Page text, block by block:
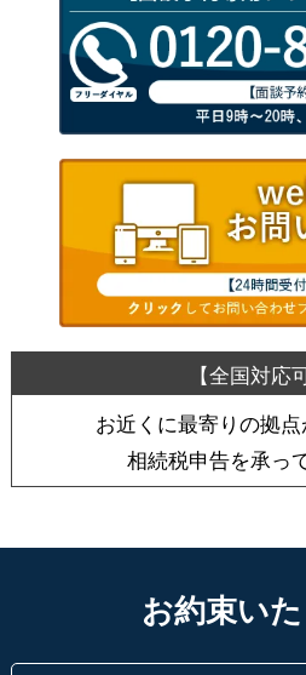
お近くに最寄りの拠
相続税申告を承っ
お約束い